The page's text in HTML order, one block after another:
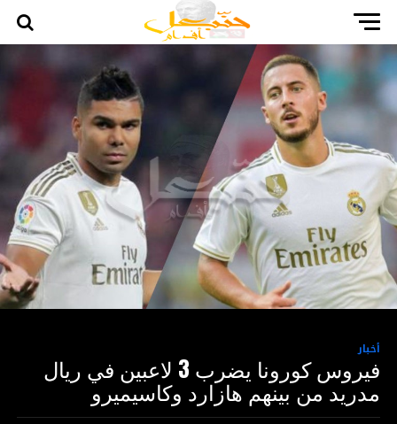
أخبار
فيروس كورونا يضرب 3 لاعبين في ريال
مدريد من بينهم هازارد وكاسيميرو